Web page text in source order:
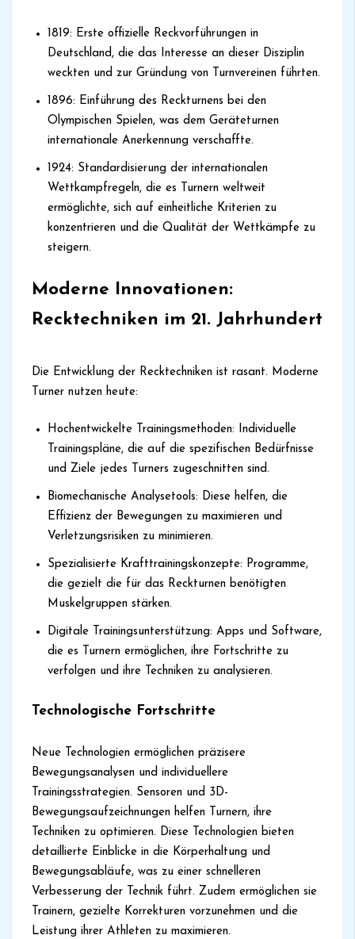
1819: Erste offizielle Reckvorführungen in
Deutschland, die das Interesse an dieser Disziplin
weckten und zur Gründung von Turnvereinen führten.
1896: Einführung des Reckturnens bei den
Olympischen Spielen, was dem Geräteturnen
internationale Anerkennung verschaffte.
1924: Standardisierung der internationalen
Wettkampfregeln, die es Turnern weltweit
ermöglichte, sich auf einheitliche Kriterien zu
konzentrieren und die Qualität der Wettkämpfe zu
steigern.
Moderne Innovationen:
Recktechniken im 21. Jahrhundert
Die Entwicklung der Recktechniken ist rasant. Moderne
Turner nutzen heute:
Hochentwickelte Trainingsmethoden: Individuelle
Trainingspläne, die auf die spezifischen Bedürfnisse
und Ziele jedes Turners zugeschnitten sind.
Biomechanische Analysetools: Diese helfen, die
Effizienz der Bewegungen zu maximieren und
Verletzungsrisiken zu minimieren.
Spezialisierte Krafttrainingskonzepte: Programme,
die gezielt die für das Reckturnen benötigten
Muskelgruppen stärken.
Digitale Trainingsunterstützung: Apps und Software,
die es Turnern ermöglichen, ihre Fortschritte zu
verfolgen und ihre Techniken zu analysieren.
Technologische Fortschritte
Neue Technologien ermöglichen präzisere
Bewegungsanalysen und individuellere
Trainingsstrategien. Sensoren und 3D-
Bewegungsaufzeichnungen helfen Turnern, ihre
Techniken zu optimieren. Diese Technologien bieten
detaillierte Einblicke in die Körperhaltung und
Bewegungsabläufe, was zu einer schnelleren
Verbesserung der Technik führt. Zudem ermöglichen sie
Trainern, gezielte Korrekturen vorzunehmen und die
Leistung ihrer Athleten zu maximieren.